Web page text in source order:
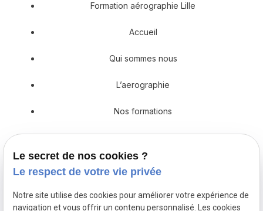
Formation aérographie Lille
Accueil
Qui sommes nous
L’aerographie
Nos formations
Prestations en décoration
Actualités
Le secret de nos cookies ?
Le respect de votre vie privée
Notre site utilise des cookies pour améliorer votre expérience de
navigation et vous offrir un contenu personnalisé. Les cookies